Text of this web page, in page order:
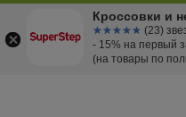
Кроссовки и
☆☆☆☆☆
★★★★★ (23)
- 15% на первый
(на товары по